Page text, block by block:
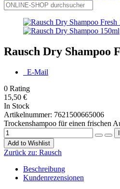
Rausch Dry Shampoo
E-Mail
0 Rating
15,50 €
In Stock
Artikelnummer: 7621500665006
Trockenshampoo für einen frischen
Add to Wishlist
Zurück zu: Rausch
Beschreibung
Kundenrezensionen